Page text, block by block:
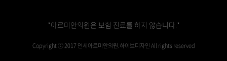
*아르미안의원은 보험 진료를 하지 않습니다.*
Copyright ⓒ 2017 연세아르미안의원.하이브디자인 All rights reserved